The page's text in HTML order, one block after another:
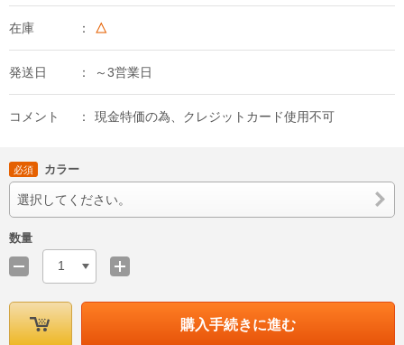
在庫 △
発送日 ～3営業日
コメント 現金特価の為、クレジットカード使用不可
必須 カラー
選択してください。
数量
1
購入手続きに進む